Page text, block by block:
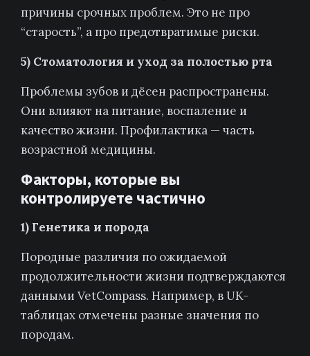
причины срочных проблем. Это не про
“старость”, а про предотвратимые риски.
5) Стоматология и уход за полостью рта
Проблемы зубов и дёсен распространены.
Они влияют на питание, воспаление и
качество жизни. Профилактика — часть
возрастной медицины.
Факторы, которые вы
контролируете частично
1) Генетика и порода
Породные различия по ожидаемой
продолжительности жизни подтверждаются
данными VetCompass. Например, в UK-
таблицах отмечены разные значения по
породам.